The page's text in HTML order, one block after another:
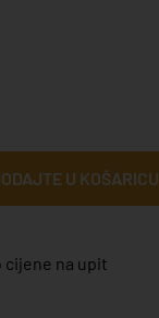
U KOŠARICU
cijene na upit